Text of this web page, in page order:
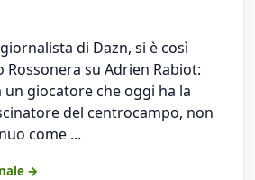
di Dazn, si è così
Rossonera su Adrien Rabiot:
un giocatore che oggi ha la
del centrocampo, non
come ...
→